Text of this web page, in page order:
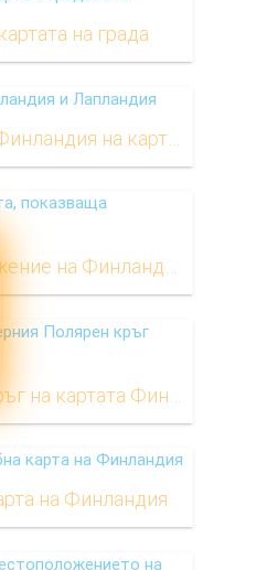
на града
Местоположение на Финландия върху картата на света
на Финландия